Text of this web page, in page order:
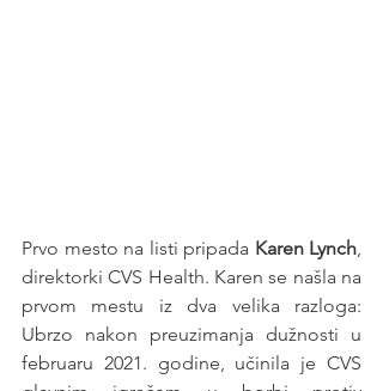
Prvo mesto na listi pripada Karen Lynch
direktorki CVS Health. Karen se našla na
prvom mestu iz dva velika razloga:
Ubrzo nakon preuzimanja dužnosti u
februaru 2021. godine, učinila je CVS